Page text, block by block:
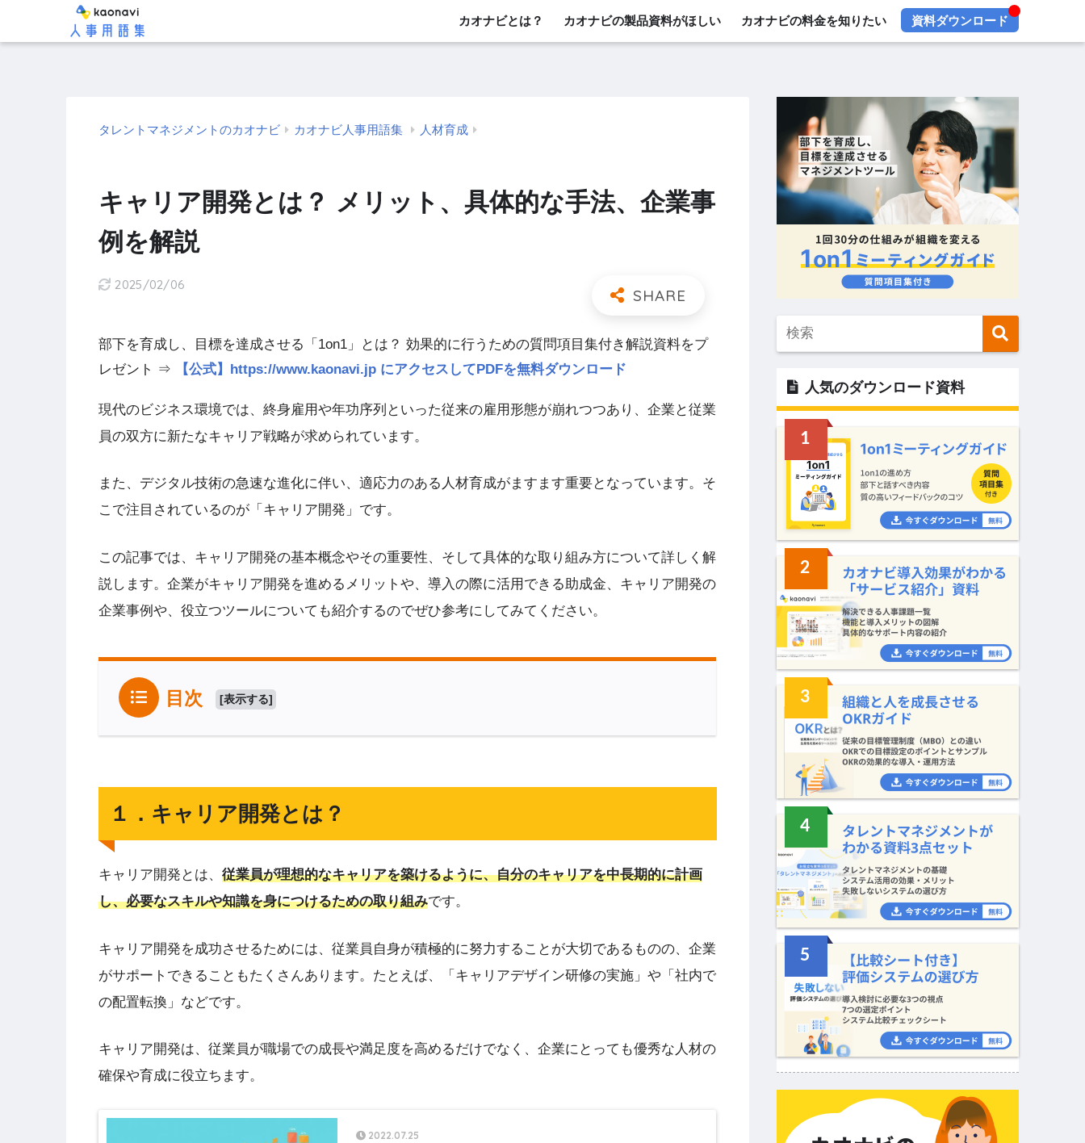
カオナビとは？ カオナビの製品資料がほしい カオナビの料金を知りたい 資料ダウンロード
タレントマネジメントのカオナビ カオナビ人事用語集 人材育成
キャリア開発とは？ メリット、具体的な手法、企業事
例を解説
2025/02/06
部下を育成し、目標を達成させる「1on1」とは？ 効果的に行うための質問項目集付き解説資料をプ
レゼント ⇒
【公式】https://www.kaonavi.jp にアクセスしてPDFを無料ダウンロード
現代のビジネス環境では、終身雇用や年功序列といった従来の雇用形態が崩れつつあり、企業と従業
員の双方に新たなキャリア戦略が求められています。
また、デジタル技術の急速な進化に伴い、適応力のある人材育成がますます重要となっています。そ
こで注目されているのが「キャリア開発」です。
この記事では、キャリア開発の基本概念やその重要性、そして具体的な取り組み方について詳しく解
説します。企業がキャリア開発を進めるメリットや、導入の際に活用できる助成金、キャリア開発の
企業事例や、役立つツールについても紹介するのでぜひ参考にしてみてください。
目次 [表示する]
１．キャリア開発とは？
キャリア開発とは、 従業員が理想的なキャリアを築けるように、自分のキャリアを中長期的に計画
し、必要なスキルや知識を身につけるための取り組みです。
キャリア開発を成功させるためには、従業員自身が積極的に努力することが大切であるものの、企業
がサポートできることもたくさんあります。たとえば、「キャリアデザイン研修の実施」や「社内で
の配置転換」などです。
キャリア開発は、従業員が職場での成長や満足度を高めるだけでなく、企業にとっても優秀な人材の
確保や育成に役立ちます。
2022.07.25
人気のダウンロード資料